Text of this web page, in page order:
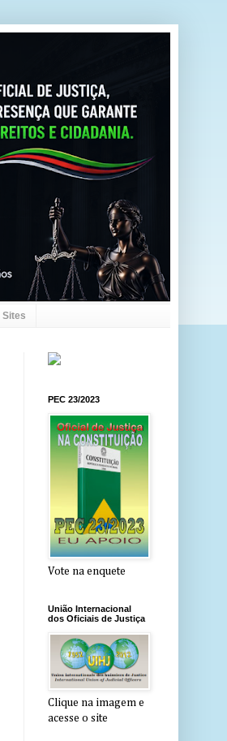
Sites
PEC 23/2023
Vote na enquete
União Internacional
dos Oficiais de Justiça
Clique na imagem e
acesse o site